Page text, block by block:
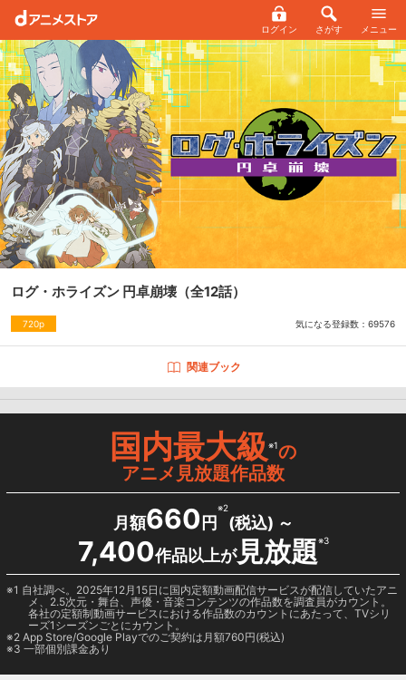
ログイン さがす メニュー
ログ・ホライズン 円卓崩壊 （全12話）
720p 気になる登録数： 69576
関連ブック
国内最大級※1の
アニメ見放題作品数
月額660 円
※2
(税込) ～
7,400作品以上が見放題※3
1 自社調べ。2025年12月15日に国内定額動画配信サービスが配信していたアニ
メ、2.5次元・舞台、声優・音楽コンテンツの作品数を調査員がカウント。
各社の定額制動画サービスにおける作品数のカウントにあたって、TVシリ
ーズ1シーズンごとにカウント。
2 App Store/Google Playでのご契約は月額760円(税込)
3 一部個別課金あり